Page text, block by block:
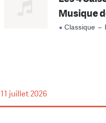
Musique
Classique –
11 juillet 2026